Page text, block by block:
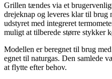
Grillen tændes via et
drejeknap og leveres klar til brug
udstyret med integreret
muligt at tilberede større stykker
Modellen er beregnet til brug
egnet til naturgas. Den samlede
at flytte efter behov.